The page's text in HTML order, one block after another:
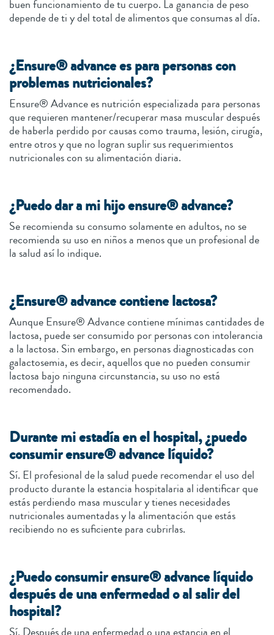
buen funcionamiento de tu cuerpo. La ganancia de peso
depende de ti y del total de alimentos que consumas al día.
¿Ensure® advance es para personas con
problemas nutricionales?
Ensure® Advance es nutrición especializada para personas
que requieren mantener/recuperar masa muscular después
de haberla perdido por causas como trauma, lesión, cirugía,
entre otros y que no logran suplir sus requerimientos
nutricionales con su alimentación diaria.
¿Puedo dar a mi hijo ensure® advance?
Se recomienda su consumo solamente en adultos, no se
recomienda su uso en niños a menos que un profesional de
la salud así lo indique.
¿Ensure® advance contiene lactosa?
Aunque Ensure® Advance contiene mínimas cantidades de
lactosa, puede ser consumido por personas con intolerancia
a la lactosa. Sin embargo, en personas diagnosticadas con
galactosemia, es decir, aquellos que no pueden consumir
lactosa bajo ninguna circunstancia, su uso no está
recomendado.
Durante mi estadía en el hospital, ¿puedo
consumir ensure® advance líquido?
Sí. El profesional de la salud puede recomendar el uso del
producto durante la estancia hospitalaria al identificar que
estás perdiendo masa muscular y tienes necesidades
nutricionales aumentadas y la alimentación que estás
recibiendo no es suficiente para cubrirlas.
¿Puedo consumir ensure® advance líquido
después de una enfermedad o al salir del
hospital?